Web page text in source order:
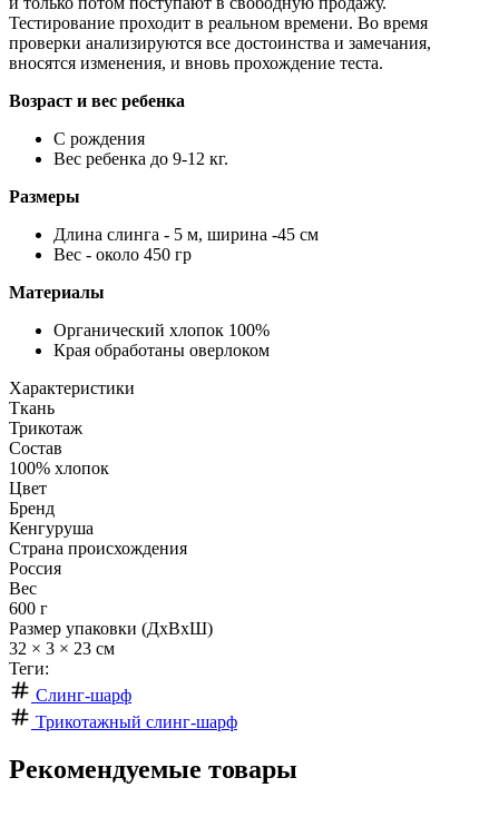
Тестирование проходит в реальном времени. Во время
проверки анализируются все достоинства и замечания,
вносятся изменения, и вновь прохождение теста.
Возраст и вес ребенка
С рождения
Вес ребенка до 9-12 кг.
Размеры
Длина слинга - 5 м, ширина -45 см
Вес - около 450 гр
Материалы
Органический хлопок 100%
Края обработаны оверлоком
Характеристики
Ткань
Трикотаж
Состав
100% хлопок
Цвет
Бренд
Кенгуруша
Страна происхождения
Россия
Вес
600 г
Размер упаковки (ДхВхШ)
32 × 3 × 23 см
Теги:
Слинг-шарф
Трикотажный слинг-шарф
Рекомендуемые товары